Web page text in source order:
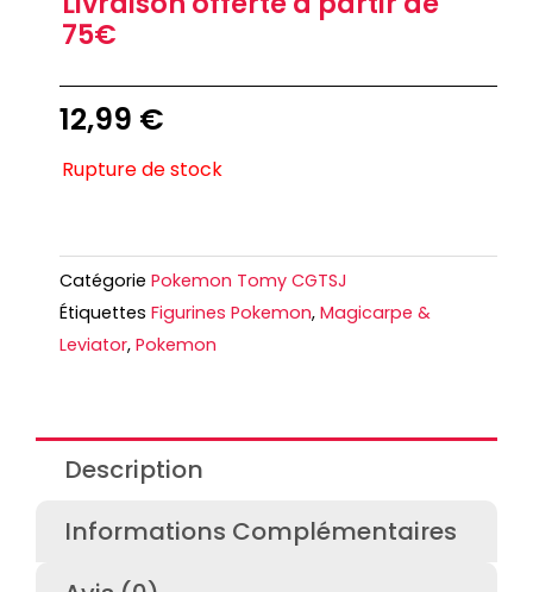
75€
12,99 €
Rupture de stock
Catégorie Pokemon Tomy CGTSJ
Étiquettes Figurines Pokemon, Magicarpe &
Leviator, Pokemon
Description
Informations Complémentaires